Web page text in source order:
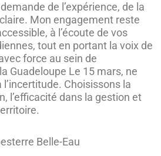
de l’expérience, de la
Mon engagement reste
à l’écoute de vos
tout en portant la voix de
force au sein de
Guadeloupe Le 15 mars, ne
l’incertitude. Choisissons la
l’efficacité dans la gestion et
Belle-Eau